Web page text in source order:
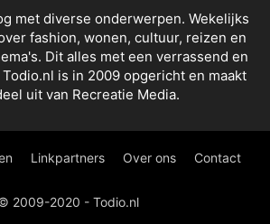
met diverse onderwerpen. Wekelijks
fashion, wonen, cultuur, reizen en
Dit alles met een verrassend en
is in 2009 opgericht en maakt
uit van Recreatie Media.
Linkpartners Over ons Contact
2009-2020 - Todio.nl